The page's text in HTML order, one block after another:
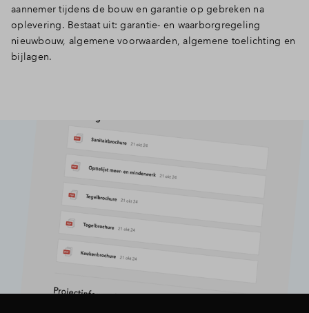
aannemer tijdens de bouw en garantie op gebreken na
oplevering. Bestaat uit: garantie- en waarborgregeling
nieuwbouw, algemene voorwaarden, algemene toelichting en
bijlagen.